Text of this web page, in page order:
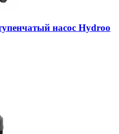
насос Hydroo